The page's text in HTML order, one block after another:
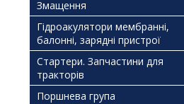
Змащення
Гідроакулятори мембранні,
балонні, зарядні пристрої
Стартери. Запчастини для
тракторів
Поршнева група